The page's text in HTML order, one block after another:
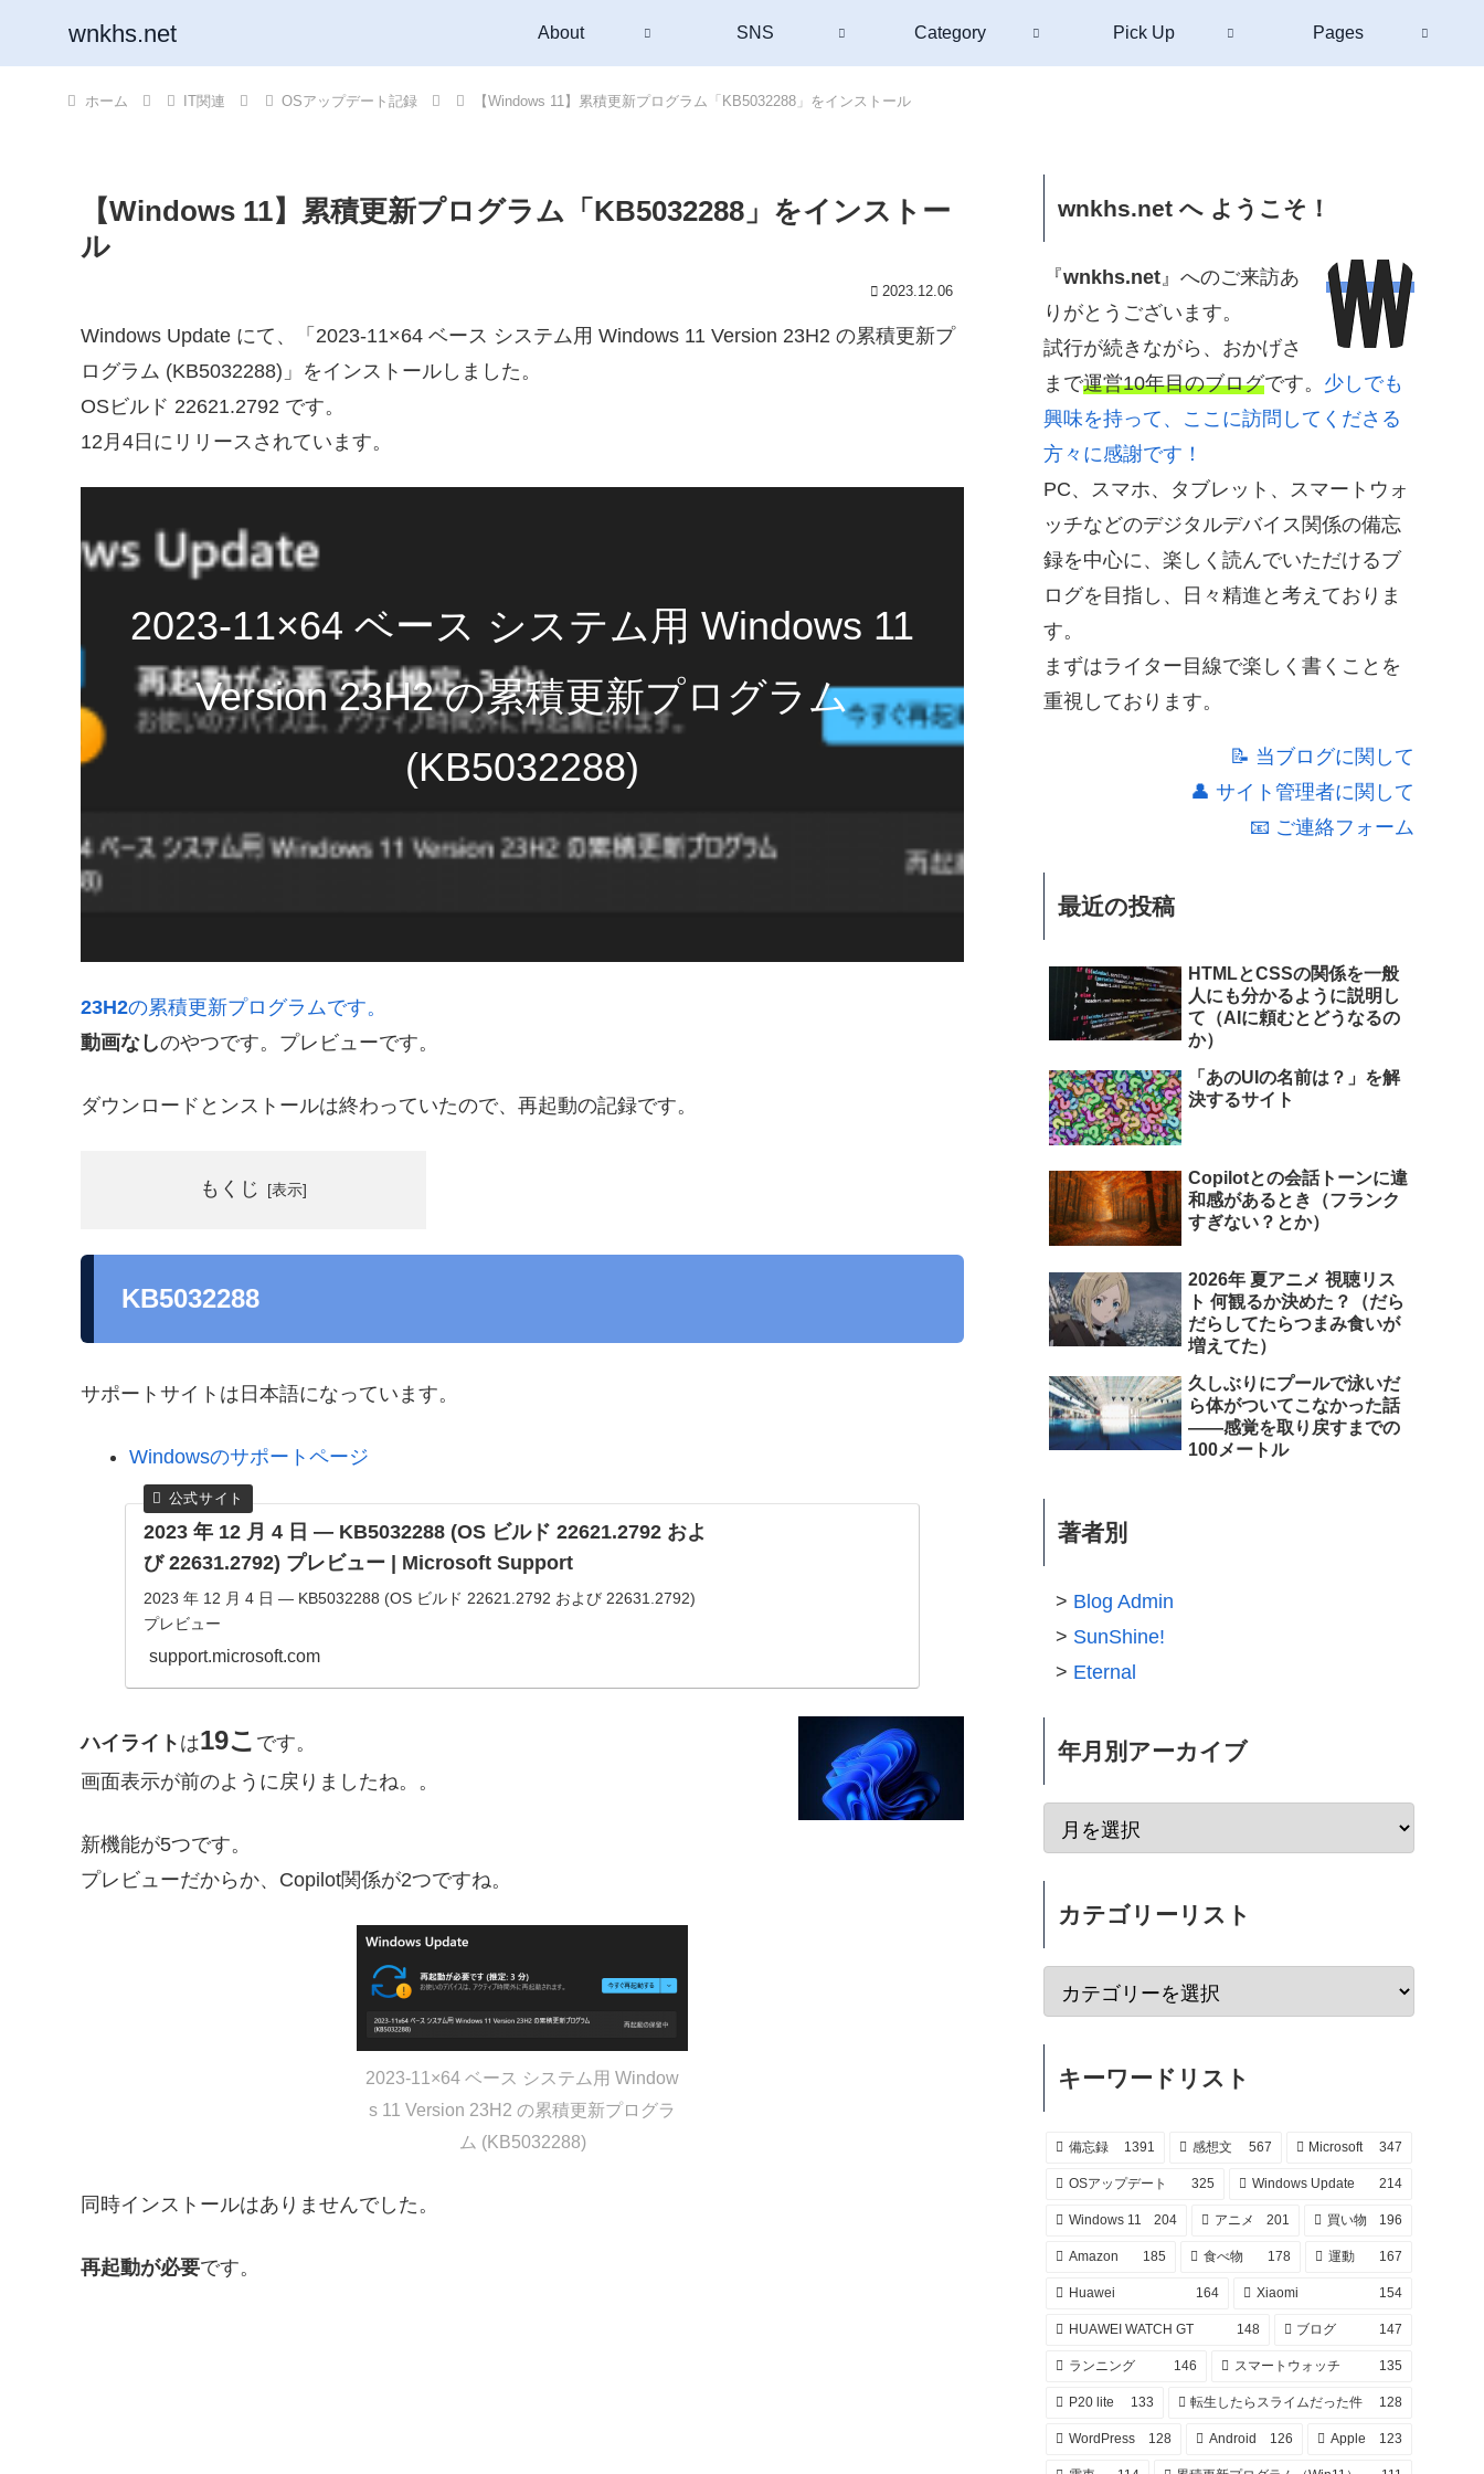
wnkhs.net About SNS Category Pick Up Pages
ホーム IT関連 OSアップデート記録 【Windows 11】累積更新プログラム「KB5032288」をインストール
【Windows 11】累積更新プログラム「KB5032288」をインストー
ル
2023.12.06
Windows Update にて、「2023-11×64 ベース システム用 Windows 11 Version 23H2 の累積更新プ
ログラム (KB5032288)」をインストールしました。
OSビルド 22621.2792 です。
12月4日にリリースされています。
2023-11×64 ベース システム用 Windows 11
Version 23H2 の累積更新プログラム
(KB5032288)
23H2の累積更新プログラムです。
動画なしのやつです。プレビューです。
ダウンロードとンストールは終わっていたので、再起動の記録です。
もくじ
KB5032288
サポートサイトは日本語になっています。
Windowsのサポートページ
2023 年 12 月 4 日 — KB5032288 (OS ビルド 22621.2792 およ
び 22631.2792) プレビュー | Microsoft Support
2023 年 12 月 4 日 — KB5032288 (OS ビルド 22621.2792 および 22631.2792)
プレビュー
support.microsoft.com
ハイライト は19こ です。
画面表示が前のように戻りましたね。。
新機能が5つです。
プレビューだからか、Copilot関係が2つですね。
2023-11×64 ベース システム用 Window
s 11 Version 23H2 の累積更新プログラ
ム (KB5032288)
同時インストールはありませんでした。
再起動が必要です。
wnkhs.net へ ようこそ！
『wnkhs.net 』へのご来訪あ
りがとうございます。
試行が続きながら、おかげさ
まで運営10年目のブログです。 少しでも
興味を持って、ここに訪問してくださる
方々に感謝です！
PC、スマホ、タブレット、スマートウォ
ッチなどのデジタルデバイス関係の備忘
録を中心に、楽しく読んでいただけるブ
ログを目指し、日々精進と考えておりま
す。
まずはライター目線で楽しく書くことを
重視しております。
📝 当ブログに関して
👤 サイト管理者に関して
📧 ご連絡フォーム
最近の投稿
HTMLとCSSの関係を一般
人にも分かるように説明し
て（AIに頼むとどうなるの
か）
「あのUIの名前は？」を解
決するサイト
Copilotとの会話トーンに違
和感があるとき（フランク
すぎない？とか）
2026年 夏アニメ 視聴リス
ト 何観るか決めた？（だら
だらしてたらつまみ食いが
増えてた）
久しぶりにプールで泳いだ
ら体がついてこなかった話
――感覚を取り戻すまでの
100メートル
著者別
Blog Admin
SunShine!
Eternal
年月別アーカイブ
カテゴリーリスト
キーワードリスト
備忘録 1391 感想文 567 Microsoft 347
OSアップデート 325 Windows Update 214
Windows 11 204 アニメ 201 買い物 196
Amazon 185 食べ物 178 運動 167
Huawei 164 Xiaomi 154
HUAWEI WATCH GT 148 ブログ 147
ランニング 146 スマートウォッチ 135
P20 lite 133 転生したらスライムだった件 128
WordPress 128 Android 126 Apple 123